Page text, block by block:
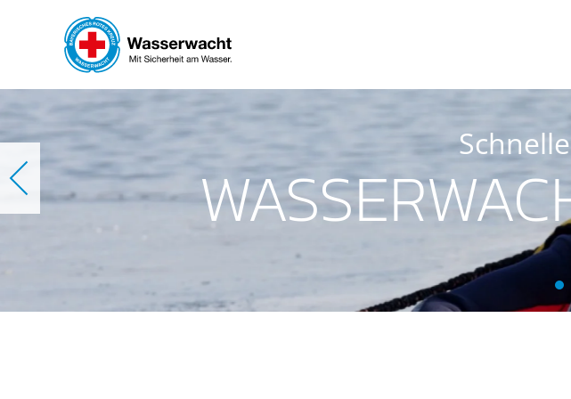
Skip to main content